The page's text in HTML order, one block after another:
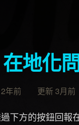
在地化
2年前 更新 3月前
下方的按鈕回報